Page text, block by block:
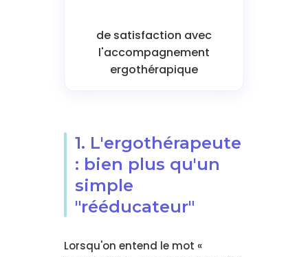
de satisfaction avec
l'accompagnement
ergothérapique
1. L'ergothérapeute
: bien plus qu'un
simple
"rééducateur"
Lorsqu'on entend le mot «